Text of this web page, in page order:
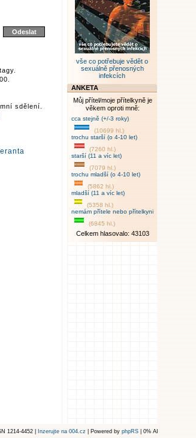
sdělení.
vše co potřebuje vědět o
sexuálně přenosných
infekcích
ANKETA
Můj přítel/moje přítelkyně je
věkem oproti mně:
cca stejně (+/-3 roky)
(10699 hl.)
trochu starší (o 4-10 let)
(7260 hl.)
starší (11 a víc let)
(7079 hl.)
trochu mladší (o 4-10 let)
(5862 hl.)
mladší (11 a víc let)
(5358 hl.)
nemám přítele nebo přítelkyni
(6845 hl.)
Celkem hlasovalo: 43103
1214-4452 | Inzerujte na 004.cz | Powered by phpRS | 0% AI